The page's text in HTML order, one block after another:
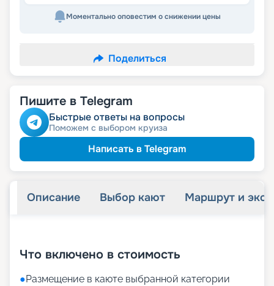
Моментально оповестим о снижении цены
Поделиться
Пишите в Telegram
Быстрые ответы на вопросы
Поможем с выбором круиза
Написать в Telegram
Описание Выбор кают Маршрут и
Что включено в стоимость
●Размещение в каюте выбранной категории